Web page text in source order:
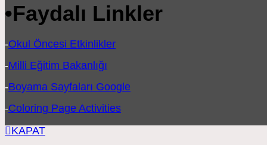
•Faydalı Linkler
-Okul Öncesi Etkinlikler
-Milli Eğitim Bakanlığı
-Boyama Sayfaları Google
-Coloring Page Activities
KAPAT